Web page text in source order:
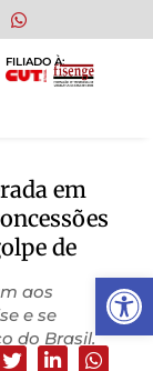
Abrir
FILIADO À:
em
de
aos
e se
do Brasil.